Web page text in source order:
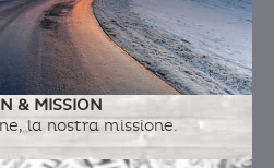
& MISSION
la nostra missione.